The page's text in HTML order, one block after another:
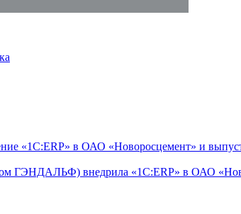
«1С:ERP» в ОАО «Новоросцемент» и
ГЭНДАЛЬФ) внедрила «1С:ERP» в ОАО